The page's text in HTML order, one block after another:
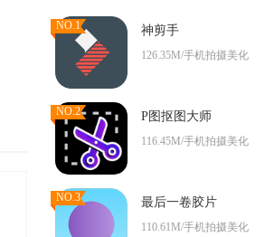
NO.1 神剪手
126.35M/手机拍摄美化
NO.2 P图抠图大师
116.45M/手机拍摄美化
NO.3 最后一卷胶片
110.61M/手机拍摄美化